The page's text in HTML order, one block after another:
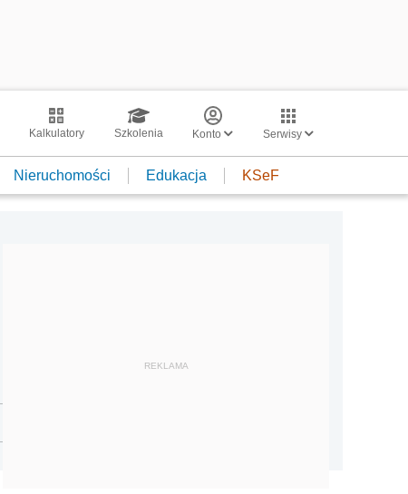
Kalkulatory Szkolenia Konto Serwisy
Nieruchomości Edukacja KSeF
REKLAMA